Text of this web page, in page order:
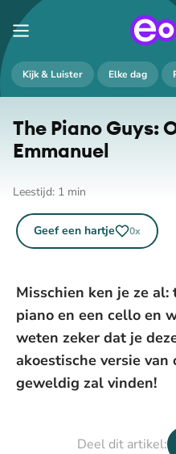
Kijk & Luister Elke dag
De weergave van
toestemming voor
The Piano Guys:
Emmanuel
Leestijd: 1 min
Geef een hartje 0x
Misschien ken je ze al:
piano en een cello en
weten zeker dat je
akoestische versie van
geweldig zal vinden!
Deel dit artikel: